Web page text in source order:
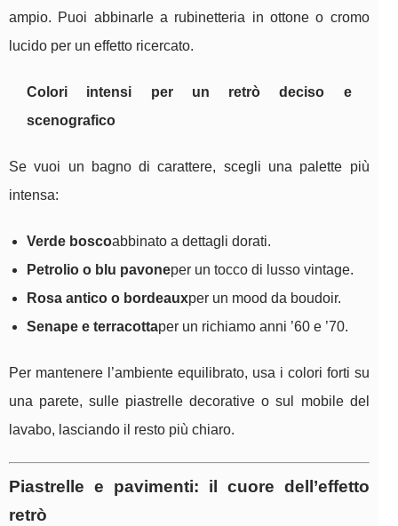
ampio. Puoi abbinarle a rubinetteria in ottone o cromo
lucido per un effetto ricercato.
Colori intensi per un retrò deciso e
scenografico
Se vuoi un bagno di carattere, scegli una palette più
intensa:
Verde boscoabbinato a dettagli dorati.
Petrolio o blu pavoneper un tocco di lusso vintage.
Rosa antico o bordeauxper un mood da boudoir.
Senape e terracottaper un richiamo anni ’60 e ’70.
Per mantenere l’ambiente equilibrato, usa i colori forti su
una parete, sulle piastrelle decorative o sul mobile del
lavabo, lasciando il resto più chiaro.
Piastrelle e pavimenti: il cuore dell’effetto
retrò